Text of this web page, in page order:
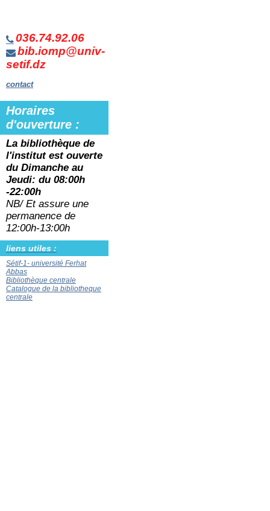
036.74.92.06
bib.iomp@univ-
setif.dz
contact
Horaires
d'ouverture :
La bibliothèque de
l'institut est ouverte
du Dimanche au
Jeudi: du 08:00h
-22:00h
NB/ Et assure une
permanence de
12:00h-13:00h
liens utiles :
Sétif-1- université Ferhat
Abbas
Bibliothèque centrale
Catalogue de la bibliotheque
centrale